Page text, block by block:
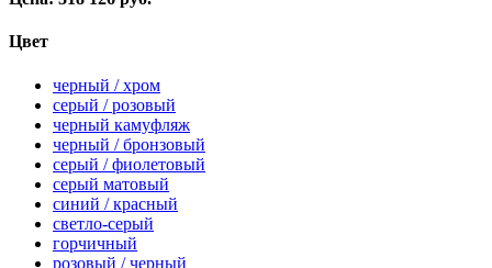
Цвет
черный / хром
серый / розовый
черный камуфляж
черный / бронзовый
серый / фиолетовый
серый матовый
синий / красный
светло-серый
горчичный
розовый / черный